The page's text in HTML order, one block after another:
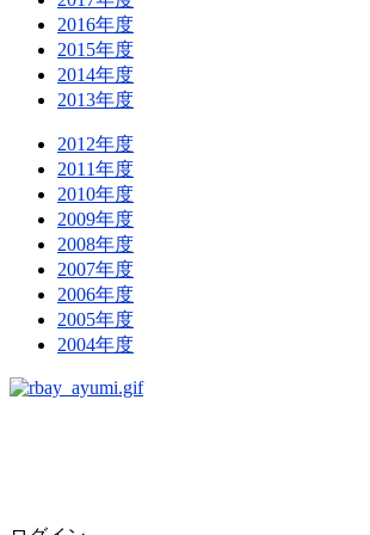
2016年度
2015年度
2014年度
2013年度
2012年度
2011年度
2010年度
2009年度
2008年度
2007年度
2006年度
2005年度
2004年度